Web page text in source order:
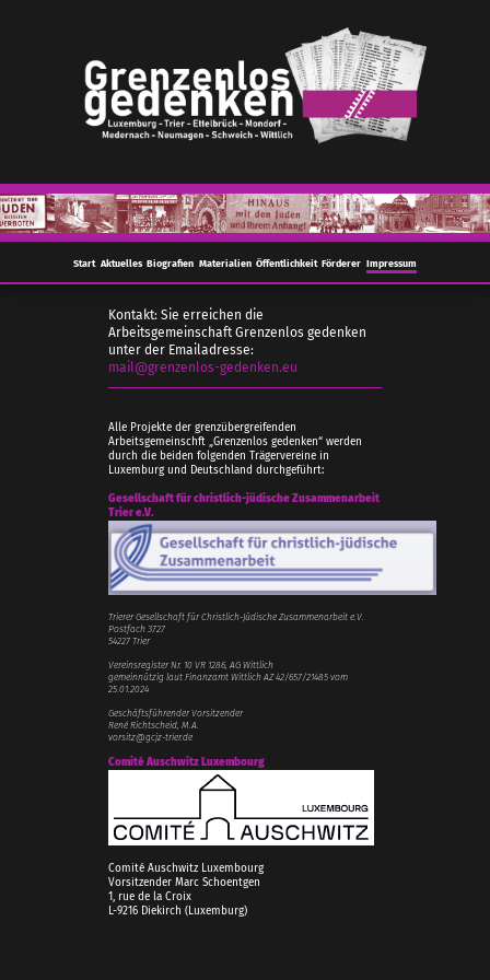
Start Aktuelles Biografien Materialien Öffentlichkeit Förderer Impressum
Kontakt: Sie erreichen die
Arbeitsgemeinschaft Grenzenlos gedenken
unter der Emailadresse:
mail@grenzenlos-gedenken.eu
Alle Projekte der grenzübergreifenden
Arbeitsgemeinschft „Grenzenlos gedenken“ werden
durch die beiden folgenden Trägervereine in
Luxemburg und Deutschland durchgeführt:
Gesellschaft für christlich-jüdische Zusammenarbeit
Trier e.V.
Trierer Gesellschaft für Christlich-Jüdische Zusammenarbeit e.V.
Postfach 3727
54227 Trier
Vereinsregister Nr. 10 VR 1286, AG Wittlich
gemeinnützig laut Finanzamt Wittlich AZ 42/657/21485 vom
25.01.2024
Geschäftsführender Vorsitzender
René Richtscheid, M.A.
vorsitz@gcjz-trier.de
Comité Auschwitz Luxembourg
Comité Auschwitz Luxembourg
Vorsitzender Marc Schoentgen
1, rue de la Croix
L-9216 Diekirch (Luxemburg)